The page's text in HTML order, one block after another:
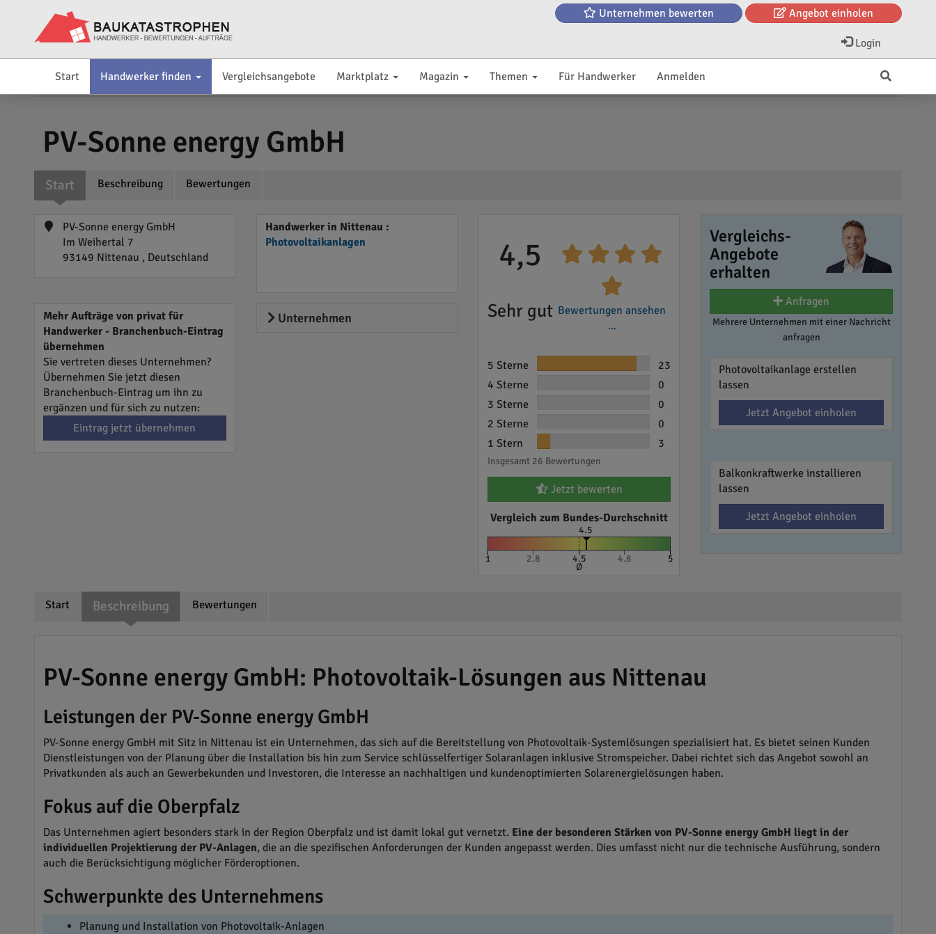
Unternehmen bewerten Angebot einholen
Login
Start Handwerker finden Vergleichsangebote Marktplatz Magazin Themen Für Handwerker Anmelden
PV-Sonne energy GmbH
Start Beschreibung Bewertungen
PV-Sonne energy GmbH
Im Weihertal 7
93149 Nittenau , Deutschland
Handwerker in Nittenau :
Photovoltaikanlagen
Mehr Aufträge von privat für
Handwerker - Branchenbuch-Eintrag
übernehmen
Sie vertreten dieses Unternehmen?
Übernehmen Sie jetzt diesen
Branchenbuch-Eintrag um ihn zu
ergänzen und für sich zu nutzen:
Eintrag jetzt übernehmen
Unternehmen
4,5
Sehr gut Bewertungen ansehen
...
5 Sterne
23
4 Sterne
0
3 Sterne
0
2 Sterne
0
1 Stern
3
Insgesamt 26 Bewertungen
Jetzt bewerten
Vergleich zum Bundes-Durchschnitt
4.5
1 2.8 4.5
Ø
4.8 5
Vergleichs-
Angebote
erhalten
Anfragen
Mehrere Unternehmen mit einer Nachricht
anfragen
Photovoltaikanlage erstellen
lassen
Jetzt Angebot einholen
Balkonkraftwerke installieren
lassen
Jetzt Angebot einholen
Start Beschreibung Bewertungen
PV-Sonne energy GmbH: Photovoltaik-Lösungen aus Nittenau
Leistungen der PV-Sonne energy GmbH
PV-Sonne energy GmbH mit Sitz in Nittenau ist ein Unternehmen, das sich auf die Bereitstellung von Photovoltaik-Systemlösungen spezialisiert hat. Es bietet seinen Kunden
Dienstleistungen von der Planung über die Installation bis hin zum Service schlüsselfertiger Solaranlagen inklusive Stromspeicher. Dabei richtet sich das Angebot sowohl an
Privatkunden als auch an Gewerbekunden und Investoren, die Interesse an nachhaltigen und kundenoptimierten Solarenergielösungen haben.
Fokus auf die Oberpfalz
Das Unternehmen agiert besonders stark in der Region Oberpfalz und ist damit lokal gut vernetzt. Eine der besonderen Stärken von PV-Sonne energy GmbH liegt in der
individuellen Projektierung der PV-Anlagen, die an die spezifischen Anforderungen der Kunden angepasst werden. Dies umfasst nicht nur die technische Ausführung, sondern
auch die Berücksichtigung möglicher Förderoptionen.
Schwerpunkte des Unternehmens
Planung und Installation von Photovoltaik-Anlagen